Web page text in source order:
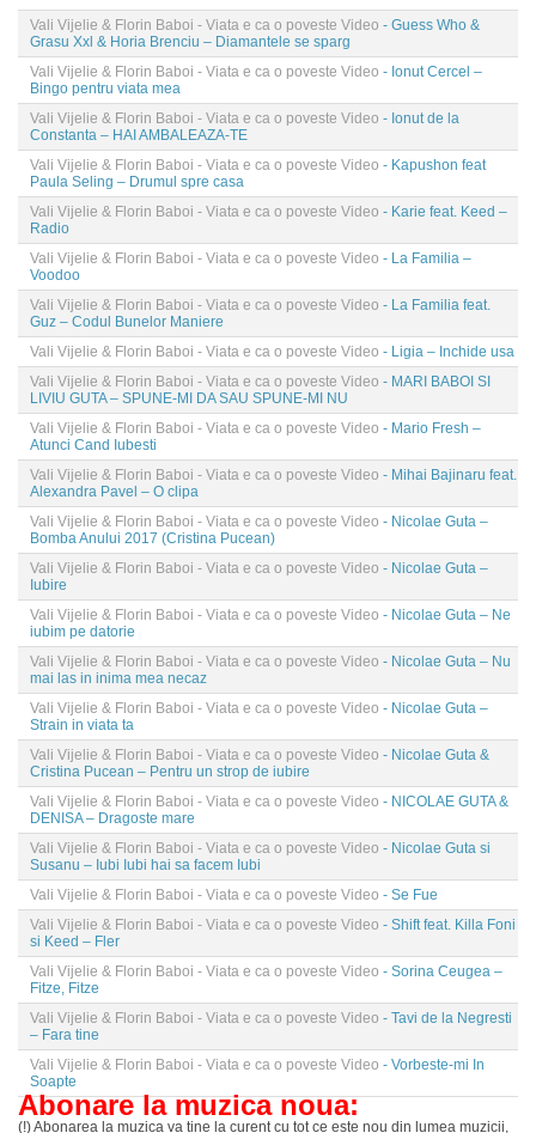
Vali Vijelie & Florin Baboi - Viata e ca o poveste Video - Guess Who &
Grasu Xxl & Horia Brenciu – Diamantele se sparg
Vali Vijelie & Florin Baboi - Viata e ca o poveste Video - Ionut Cercel –
Bingo pentru viata mea
Vali Vijelie & Florin Baboi - Viata e ca o poveste Video - Ionut de la
Constanta – HAI AMBALEAZA-TE
Vali Vijelie & Florin Baboi - Viata e ca o poveste Video - Kapushon feat
Paula Seling – Drumul spre casa
Vali Vijelie & Florin Baboi - Viata e ca o poveste Video - Karie feat. Keed –
Radio
Vali Vijelie & Florin Baboi - Viata e ca o poveste Video - La Familia –
Voodoo
Vali Vijelie & Florin Baboi - Viata e ca o poveste Video - La Familia feat.
Guz – Codul Bunelor Maniere
Vali Vijelie & Florin Baboi - Viata e ca o poveste Video - Ligia – Inchide usa
Vali Vijelie & Florin Baboi - Viata e ca o poveste Video - MARI BABOI SI
LIVIU GUTA – SPUNE-MI DA SAU SPUNE-MI NU
Vali Vijelie & Florin Baboi - Viata e ca o poveste Video - Mario Fresh –
Atunci Cand Iubesti
Vali Vijelie & Florin Baboi - Viata e ca o poveste Video - Mihai Bajinaru feat.
Alexandra Pavel – O clipa
Vali Vijelie & Florin Baboi - Viata e ca o poveste Video - Nicolae Guta –
Bomba Anului 2017 (Cristina Pucean)
Vali Vijelie & Florin Baboi - Viata e ca o poveste Video - Nicolae Guta –
Iubire
Vali Vijelie & Florin Baboi - Viata e ca o poveste Video - Nicolae Guta – Ne
iubim pe datorie
Vali Vijelie & Florin Baboi - Viata e ca o poveste Video - Nicolae Guta – Nu
mai las in inima mea necaz
Vali Vijelie & Florin Baboi - Viata e ca o poveste Video - Nicolae Guta –
Strain in viata ta
Vali Vijelie & Florin Baboi - Viata e ca o poveste Video - Nicolae Guta &
Cristina Pucean – Pentru un strop de iubire
Vali Vijelie & Florin Baboi - Viata e ca o poveste Video - NICOLAE GUTA &
DENISA – Dragoste mare
Vali Vijelie & Florin Baboi - Viata e ca o poveste Video - Nicolae Guta si
Susanu – Iubi Iubi hai sa facem Iubi
Vali Vijelie & Florin Baboi - Viata e ca o poveste Video - Se Fue
Vali Vijelie & Florin Baboi - Viata e ca o poveste Video - Shift feat. Killa Foni
si Keed – Fler
Vali Vijelie & Florin Baboi - Viata e ca o poveste Video - Sorina Ceugea –
Fitze, Fitze
Vali Vijelie & Florin Baboi - Viata e ca o poveste Video - Tavi de la Negresti
– Fara tine
Vali Vijelie & Florin Baboi - Viata e ca o poveste Video - Vorbeste-mi In
Soapte
Abonare la muzica noua:
(!) Abonarea la muzica va tine la curent cu tot ce este nou din lumea muzicii,